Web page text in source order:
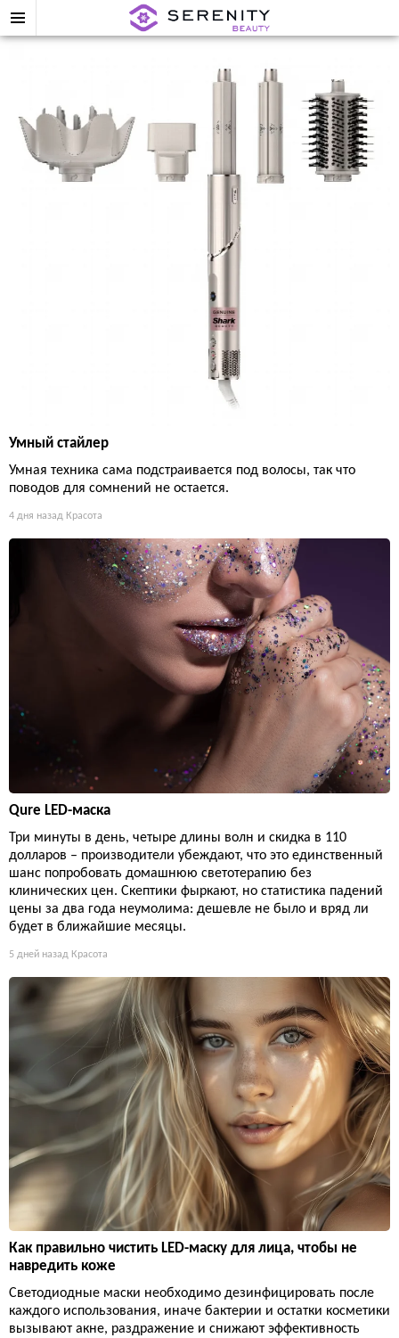
Умный стайлер
Умная техника сама подстраивается под волосы, так что
поводов для сомнений не остается.
4 дня назад Красота
Qure LED-маска
Три минуты в день, четыре длины волн и скидка в 110
долларов – производители убеждают, что это единственный
шанс попробовать домашнюю светотерапию без
клинических цен. Скептики фыркают, но статистика падений
цены за два года неумолима: дешевле не было и вряд ли
будет в ближайшие месяцы.
5 дней назад Красота
Как правильно чистить LED-маску для лица, чтобы не
навредить коже
Светодиодные маски необходимо дезинфицировать после
каждого использования, иначе бактерии и остатки косметики
вызывают акне, раздражение и снижают эффективность